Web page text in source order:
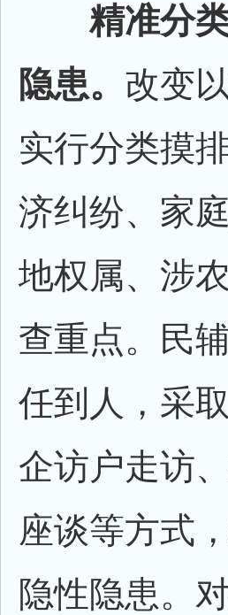
精准分
隐患。 改变
实行分类摸
济纠纷、家
地权属、涉
查重点。民
任到人，采
企访户走访
座谈等方式
隐性隐患。